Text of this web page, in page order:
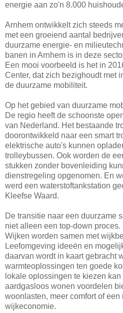
energie aan zo'n 8.000
Arnhem ontwikkelt zich steeds
met een groeiend aantal
duurzame energie- en
banen in Arnhem is in deze
Een mooi voorbeeld is het in
Center, dat zich bezighoudt met
de duurzame mobiliteit.
Op het gebied van duurzame
De regio heeft de schoonste
van Nederland. Het bestaande
doorontwikkeld naar een smart
elektrische auto's kunnen
trolleybussen. Ook worden de
stukken zonder bovenleiding
dienstregeling opgenomen. En
werd een waterstoftankstation
Kleefse Waard.
De transitie naar een duurzame
niet alleen een top-down
Wijken worden samen met
Leefomgeving ideeën en
daarvan wordt in kaart gebracht
warmteoplossingen ten goede
lokale oplossingen te kiezen
aardgasloos wonen voordelen
woonlasten, meer comfort of
wijkeconomie.